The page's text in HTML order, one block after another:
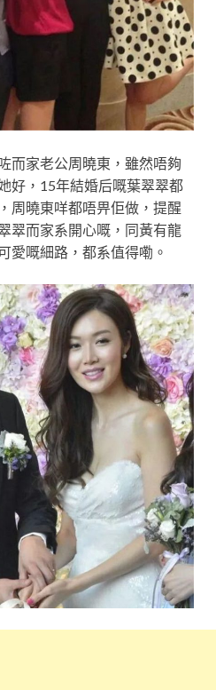
而家老公周曉東，雖然唔夠
好，15年結婚后嘅葉翠翠都
周曉東咩都唔畀佢做，提醒
翠而家系開心嘅，同黃有龍
愛嘅細路，都系值得嘞。